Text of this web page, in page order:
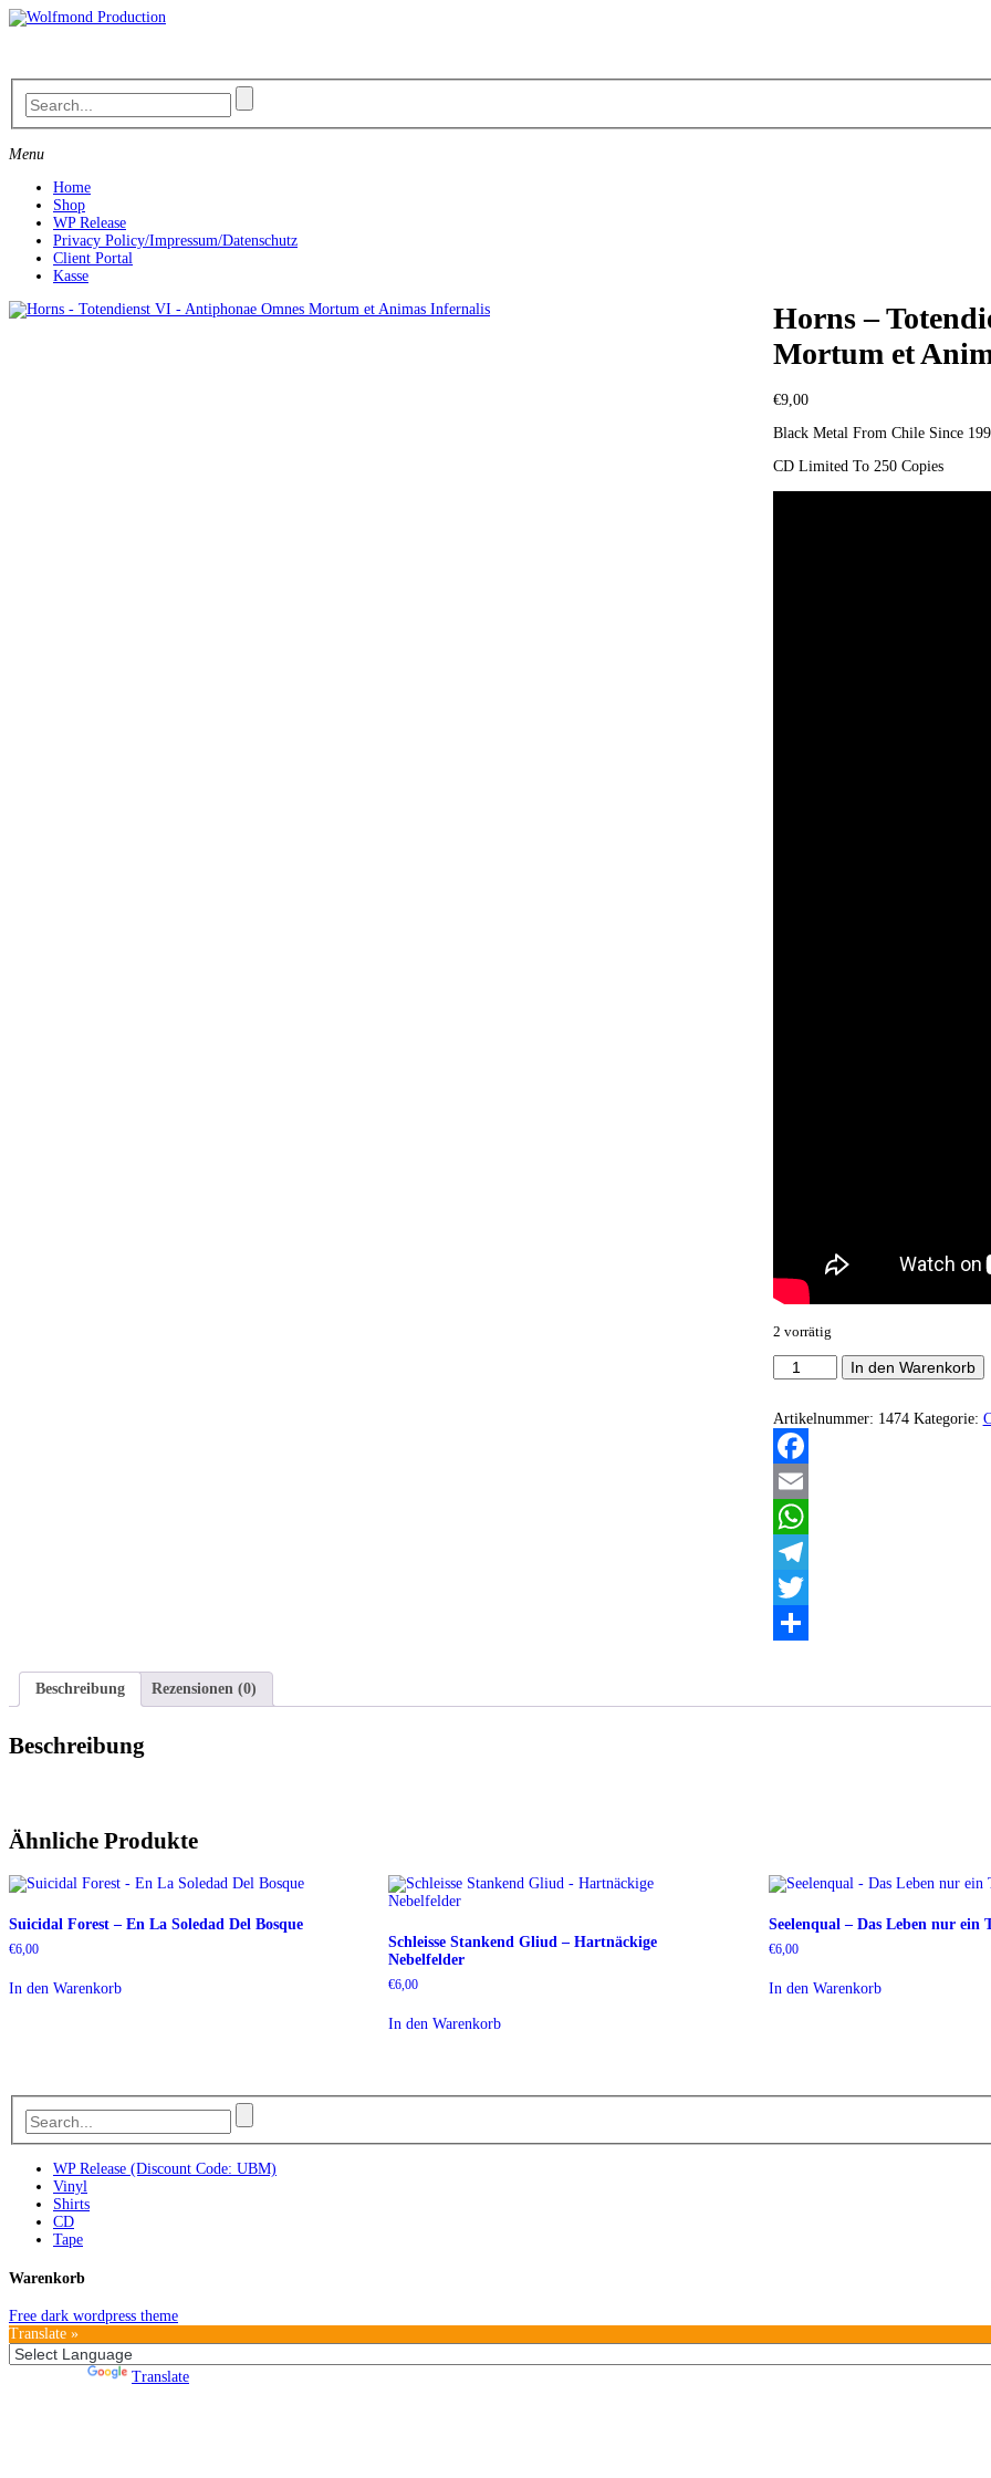
Skip
Menu
Home
Shop
WP Release
Privacy Policy/Impressum/Datenschutz
Client Portal
Kasse
Horns –
Mortum et
€9,00
Black Metal From Chile Since
CD Limited To 250 Copies
2 vorrätig
Horns
-
VI
-
Antiphonae
Omnes
Mortum
et
Animas
Infernalis
Menge
In den Warenkorb
Artikelnummer: 1474 Kategorie:
Facebook
Email
WhatsApp
Telegram
Twitter
Beschreibung
Rezensionen (0)
Beschreibung
Ähnliche Produkte
Suicidal Forest – En La Soledad Del Bosque
€6,00
In den Warenkorb
Schleisse Stankend Gliud – Hartnäckige
Nebelfelder
€6,00
In den Warenkorb
Seelenqual – Das Leben nur
€6,00
In den Warenkorb
WP Release (Discount Code: UBM)
Vinyl
Shirts
CD
Tape
Warenkorb
Free dark wordpress theme
Translate »
Translate